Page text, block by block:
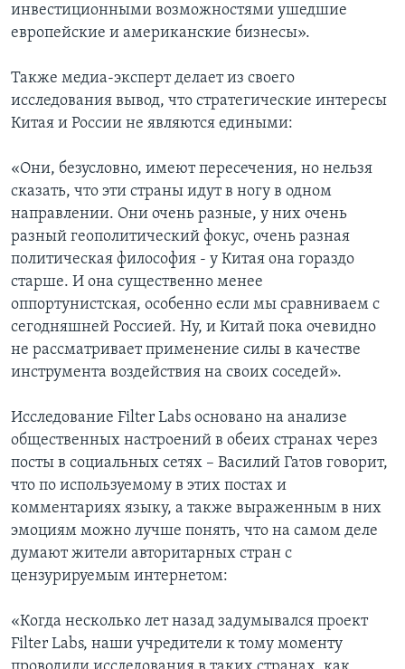
инвестиционными возможностями ушедшие
европейские и американские бизнесы».
Также медиа-эксперт делает из своего
исследования вывод, что стратегические интересы
Китая и России не являются едиными:
«Они, безусловно, имеют пересечения, но нельзя
сказать, что эти страны идут в ногу в одном
направлении. Они очень разные, у них очень
разный геополитический фокус, очень разная
политическая философия - у Китая она гораздо
старше. И она существенно менее
оппортунистская, особенно если мы сравниваем с
сегодняшней Россией. Ну, и Китай пока очевидно
не рассматривает применение силы в качестве
инструмента воздействия на своих соседей».
Исследование Filter Labs основано на анализе
общественных настроений в обеих странах через
посты в социальных сетях – Василий Гатов говорит,
что по используемому в этих постах и
комментариях языку, а также выраженным в них
эмоциям можно лучше понять, что на самом деле
думают жители авторитарных стран с
цензурируемым интернетом:
«Когда несколько лет назад задумывался проект
Filter Labs, наши учредители к тому моменту